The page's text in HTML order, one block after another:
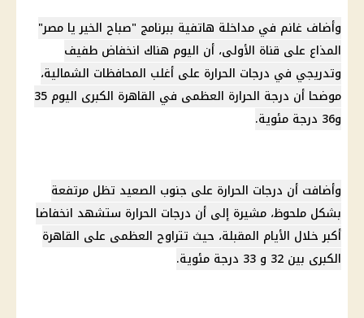
وأضاف غانم في مداخلة هاتفية ببرنامج "صباح الخير يا مصر"
المذاع على قناة الأولى، أن اليوم هناك انخفاض طفيف
وتدريجي في درجات الحرارة على أغلب المحافظات الشمالية،
موضحا أن درجة الحرارة العظمى في القاهرة الكبرى اليوم 35
و36 درجة مئوية.
وأضافت أن درجات الحرارة على جنوب الصعيد تظل مرتفعة
بشكل ملحوظ، مشيرة إلى أن درجات الحرارة ستشهد انخفاضا
أكبر خلال الأيام المقبلة، حيث تتراوح العظمى على القاهرة
الكبرى بين 32 و 33 درجة مئوية.